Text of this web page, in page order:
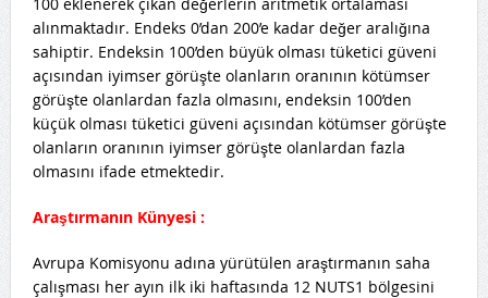
alınmaktadır. Endeks 0’dan 200’e kadar değer aralığına
sahiptir. Endeksin 100’den büyük olması tüketici güveni
açısından iyimser görüşte olanların oranının kötümser
görüşte olanlardan fazla olmasını, endeksin 100’den
küçük olması tüketici güveni açısından kötümser görüşte
olanların oranının iyimser görüşte olanlardan fazla
olmasını ifade etmektedir.
Araştırmanın Künyesi :
Avrupa Komisyonu adına yürütülen araştırmanın saha
çalışması her ayın ilk iki haftasında 12 NUTS1 bölgesini